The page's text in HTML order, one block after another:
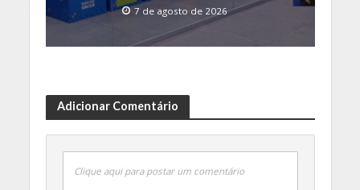
7 de agosto de 2026
Adicionar Comentário
Clique aqui para postar um comentário